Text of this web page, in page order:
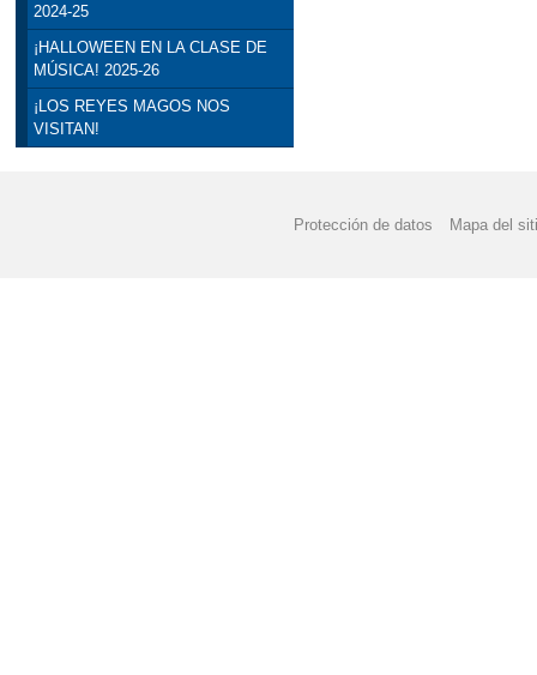
2024-25
¡HALLOWEEN EN LA CLASE DE
MÚSICA! 2025-26
¡LOS REYES MAGOS NOS
VISITAN!
Protección de datos Mapa del